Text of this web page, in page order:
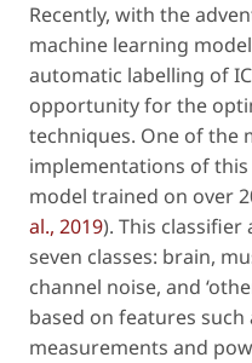
Recently, with the
machine learning
automatic labelling of
opportunity for the
techniques. One of the
implementations of this
model trained on over
al., 2019). This
seven classes: brain,
channel noise, and
based on features
measurements and